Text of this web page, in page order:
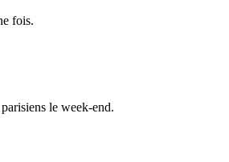
fois.
le week-end.